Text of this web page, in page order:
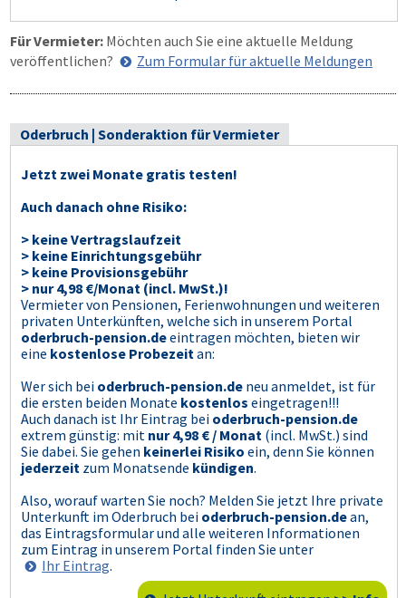
Für Vermieter: Möchten auch Sie eine aktuelle Meldung
veröffentlichen?
Zum Formular für aktuelle Meldungen
Oderbruch | Sonderaktion für Vermieter
Jetzt zwei Monate gratis testen!
Auch danach ohne Risiko:
> keine Vertragslaufzeit
> keine Einrichtungsgebühr
> keine Provisionsgebühr
> nur 4,98 €/Monat (incl. MwSt.)!
Vermieter von Pensionen, Ferienwohnungen und weiteren
privaten Unterkünften, welche sich in unserem Portal
oderbruch-pension.deeintragen möchten, bieten wir
eine kostenlose Probezeit an:
Wer sich bei oderbruch-pension.de neu anmeldet, ist für
die ersten beiden Monate kostenlos eingetragen!!!
Auch danach ist Ihr Eintrag bei oderbruch-pension.de
extrem günstig: mit nur 4,98 € / Monat (incl. MwSt.) sind
Sie dabei. Sie gehen keinerlei Risiko ein, denn Sie können
jederzeit zum Monatsende kündigen.
Also, worauf warten Sie noch? Melden Sie jetzt Ihre private
Unterkunft im Oderbruch bei oderbruch-pension.dean,
das Eintragsformular und alle weiteren Informationen
zum Eintrag in unserem Portal finden Sie unter
Ihr Eintrag.